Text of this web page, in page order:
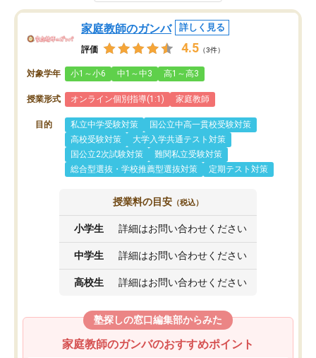
家庭教師のガンバ 詳しく見る
評価 4.5 （3件）
対象学年 小1～小6 中1～中3 高1～高3
授業形式 オンライン個別指導(1:1) 家庭教師
目的 私立中学受験対策
国公立中高一貫校受験対策
高校受験対策
大学入学共通テスト対策
国公立2次試験対策
難関私立受験対策
総合型選抜・学校推薦型選抜対策
定期テスト対策
授業料の目安 （税込）
小学生 詳細はお問い合わせください
中学生 詳細はお問い合わせください
高校生 詳細はお問い合わせください
塾探しの窓口編集部からみた
家庭教師のガンバのおすすめポイント